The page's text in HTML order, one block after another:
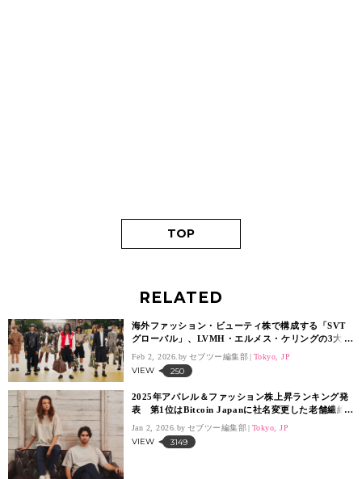
TOP
RELATED
海外ファッション・ビューティ株で構成する「SVT
グローバル」、LVMH・エルメス・ケリングの3大ラ
グジュアリーの株価が下落
Feb 2, 2026. セブツー編集部 Tokyo, JP
VIEW 250
2025年アパレル＆ファッション株上昇ランキング発
表 第1位はBitcoin Japanに社名変更した老舗繊維
会社
Jan 2, 2026. セブツー編集部 Tokyo, JP
VIEW 3149